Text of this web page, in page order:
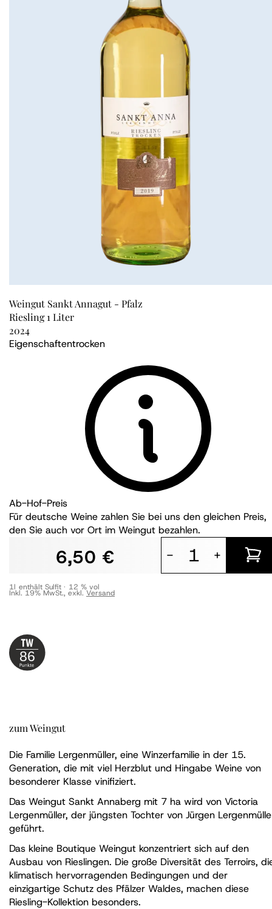
Weingut Sankt Annagut - Pfalz
Riesling 1 Liter
2024
Eigenschaftentrocken
Ab-Hof-Preis
Für deutsche Weine zahlen Sie bei uns den gleichen Preis,
den Sie auch vor Ort im Weingut bezahlen.
6,50 €
Inkl. 19% MwSt., exkl. Versand
- +
1l enthält Sulfit 12 % vol
86
zum Weingut
Die Familie Lergenmüller, eine Winzerfamilie in der 15.
Generation, die mit viel Herzblut und Hingabe Weine von
besonderer Klasse vinifiziert.
Das Weingut Sankt Annaberg mit 7 ha wird von Victoria
Lergenmüller, der jüngsten Tochter von Jürgen
geführt.
Das kleine Boutique Weingut konzentriert sich auf den
Ausbau von Rieslingen. Die große Diversität des Terroirs,
klimatisch hervorragenden Bedingungen und der
einzigartige Schutz des Pfälzer Waldes, machen diese
Riesling-Kollektion besonders.